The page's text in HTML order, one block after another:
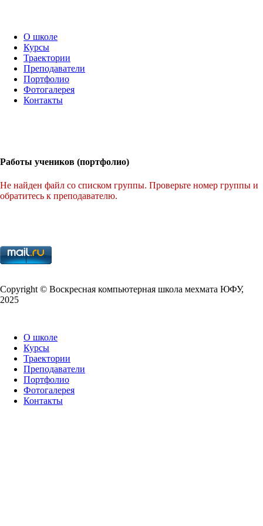
О школе
Курсы
Траектории
Преподаватели
Портфолио
Фотогалерея
Контакты
Работы учеников (портфолио)
Не найден файл со списком группы. Проверьте номер группы и
обратитесь к преподавателю.
Copy­right © Воскресная компьютерная школа мехмата ЮФУ,
2025
О школе
Курсы
Траектории
Преподаватели
Портфолио
Фотогалерея
Контакты